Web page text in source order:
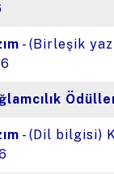
- (Birleşik
- (Dil bilgisi)